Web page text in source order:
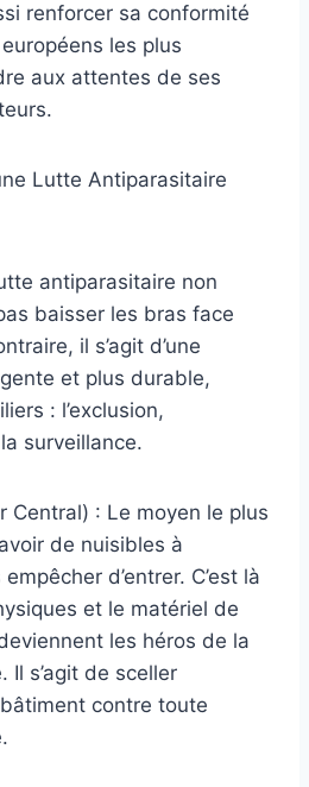
renforcer sa conformité
les plus
aux attentes de ses
Lutte Antiparasitaire
antiparasitaire non
baisser les bras face
il s’agit d’une
et plus durable,
: l’exclusion,
surveillance.
Central) : Le moyen le plus
de nuisibles à
d’entrer. C’est là
et le matériel de
les héros de la
Il s’agit de sceller
contre toute